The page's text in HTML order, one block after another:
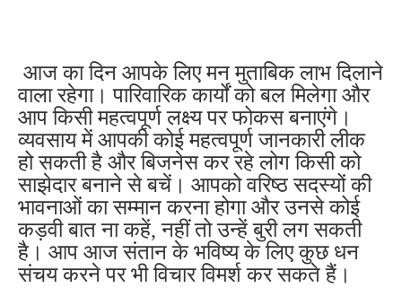
आज का दिन आपके लिए मन मुताबिक लाभ दिलाने
वाला रहेगा। पारिवारिक कार्यों को बल मिलेगा और
आप किसी महत्वपूर्ण लक्ष्य पर फोकस बनाएंगे।
व्यवसाय में आपकी कोई महत्वपूर्ण जानकारी लीक
हो सकती है और बिजनेस कर रहे लोग किसी को
साझेदार बनाने से बचें। आपको वरिष्ठ सदस्यों की
भावनाओं का सम्मान करना होगा और उनसे कोई
कड़वी बात ना कहें, नहीं तो उन्हें बुरी लग सकती
है। आप आज संतान के भविष्य के लिए कुछ धन
संचय करने पर भी विचार विमर्श कर सकते हैं।